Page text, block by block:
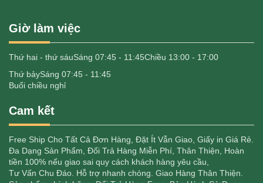
Giờ làm việc
Thứ hai - thứ sáuSáng 07:45 - 11:45Chiều 13:00 - 17:00
Thứ bảySáng 07:45 - 11:45
Buổi chiều nghỉ
Cam kết
Free Ship Cho Tất Cả Đơn Hàng, Đặt Ít Vẫn Giao, Giấy in Giá Rẻ.
Đa Dạng Sản Phẩm, Đổi Trả Hàng Miễn Phí, Thân Thiện, Hoàn
tiền 100% nếu giao sai quy cách khách hàng yêu cầu,
Tư Vấn Chu Đáo. Hỗ trợ nhanh chóng. Giao Hàng Thân Thiện.